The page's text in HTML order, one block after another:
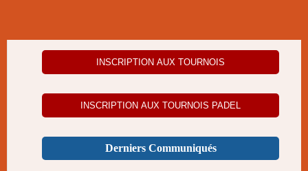
INSCRIPTION AUX TOURNOIS
INSCRIPTION AUX TOURNOIS PADEL
Derniers Communiqués